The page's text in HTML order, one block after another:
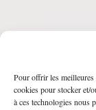
Pour offrir les meilleures
cookies pour stocker et/
à ces technologies nous
CGV•